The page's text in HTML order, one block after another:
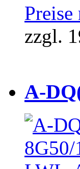
zzgl.
A-